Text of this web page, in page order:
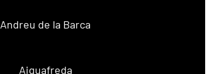
Andreu de la Barca
Aiguafreda